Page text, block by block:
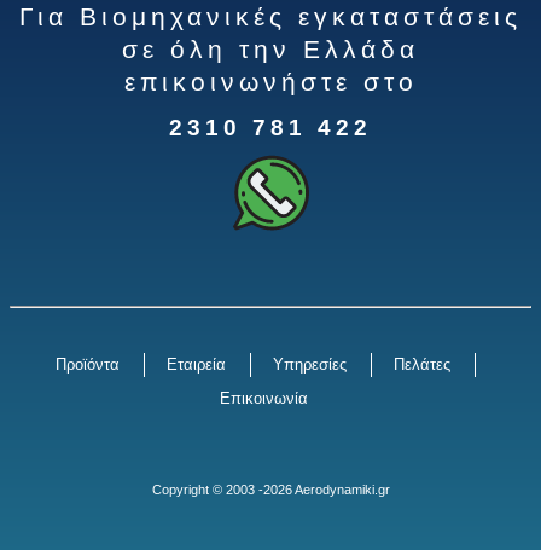
Για Βιομηχανικές εγκαταστάσεις
σε όλη την Ελλάδα
επικοινωνήστε στο
2310 781 422
Προϊόντα Εταιρεία Υπηρεσίες
Πελάτες
Επικοινωνία
Copyright © 2003 -2026 Aerodynamiki.gr